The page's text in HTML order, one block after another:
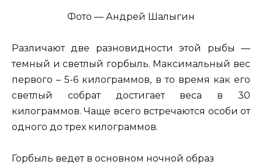
Фото — Андрей Шалыгин
Различают две разновидности этой рыбы —
темный и светлый горбыль. Максимальный вес
первого – 5-6 килограммов, в то время как его
светлый собрат достигает веса в 30
килограммов. Чаще всего встречаются особи от
одного до трех килограммов.
Горбыль ведет в основном ночной образ